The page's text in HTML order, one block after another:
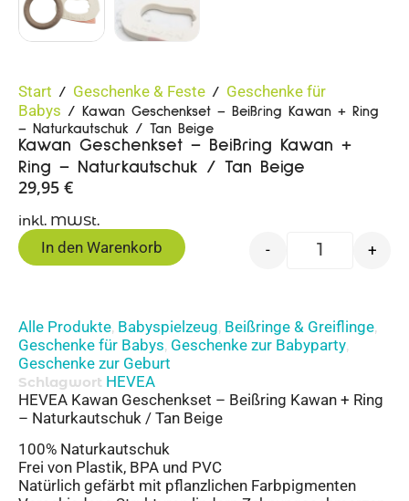
Start / Geschenke & Feste / Geschenke für
Babys / Kawan Geschenkset – Beißring Kawan + Ring
– Naturkautschuk / Tan Beige
Kawan Geschenkset – Beißring Kawan +
Ring – Naturkautschuk / Tan Beige
29,95 €
inkl. MWSt.
- +
In den Warenkorb
Alle Produkte, Babyspielzeug, Beißringe & Greiflinge,
Geschenke für Babys, Geschenke zur Babyparty,
Geschenke zur Geburt
Schlagwort HEVEA
HEVEA Kawan Geschenkset – Beißring Kawan + Ring
– Naturkautschuk / Tan Beige
100% Naturkautschuk
Frei von Plastik, BPA und PVC
Natürlich gefärbt mit pflanzlichen Farbpigmenten